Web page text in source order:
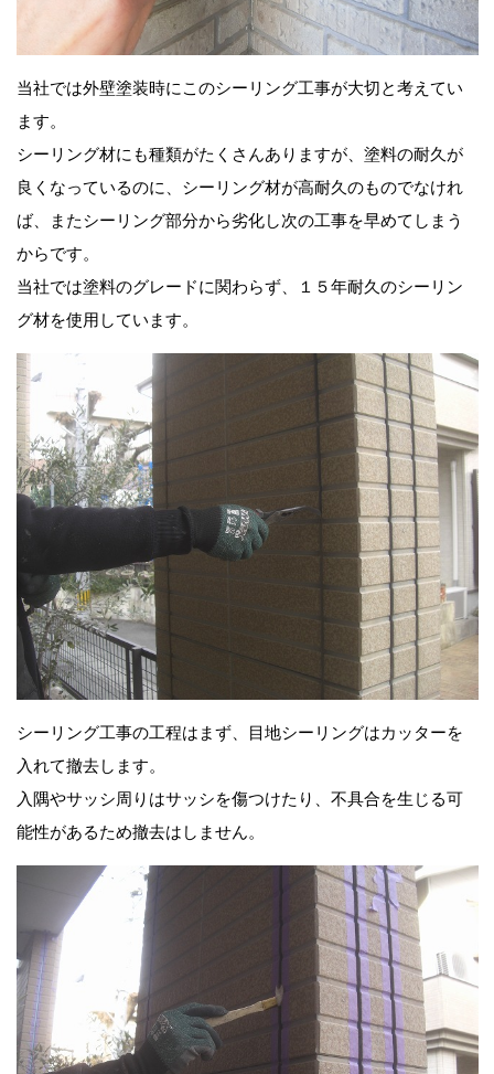
当社では外壁塗装時にこのシーリング工事が大切と考えてい
ます。
シーリング材にも種類がたくさんありますが、塗料の耐久が
良くなっているのに、シーリング材が高耐久のものでなけれ
ば、またシーリング部分から劣化し次の工事を早めてしまう
からです。
当社では塗料のグレードに関わらず、１５年耐久のシーリン
グ材を使用しています。
シーリング工事の工程はまず、目地シーリングはカッターを
入れて撤去します。
入隅やサッシ周りはサッシを傷つけたり、不具合を生じる可
能性があるため撤去はしません。